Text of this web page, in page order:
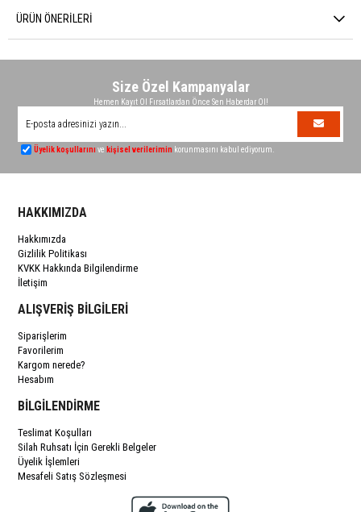
ÜRÜN ÖNERILERI
Size Özel Kampanyalar
Hemen Kayıt Ol Fırsatlardan Önce Sen Haberdar Ol!
Üyelik koşullarını ve kişisel verilerimin korunmasını kabul ediyorum.
HAKKIMIZDA
Hakkımızda
Gizlilik Politikası
KVKK Hakkında Bilgilendirme
İletişim
ALIŞVERİŞ BİLGİLERİ
Siparişlerim
Favorilerim
Kargom nerede?
Hesabım
BİLGİLENDİRME
Teslimat Koşulları
Silah Ruhsatı İçin Gerekli Belgeler
Üyelik İşlemleri
Mesafeli Satış Sözleşmesi